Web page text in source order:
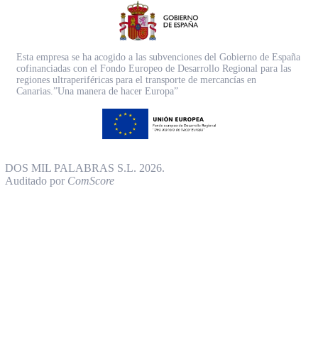
Esta empresa se ha acogido a las subvenciones del Gobierno de España
cofinanciadas con el Fondo Europeo de Desarrollo Regional para las
regiones ultraperiféricas para el transporte de mercancías en
Canarias.”Una manera de hacer Europa”
DOS MIL PALABRAS S.L. 2026.
Auditado por ComScore